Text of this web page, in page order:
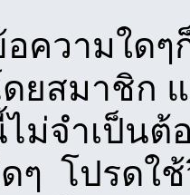
ความใดๆ
ยสมาชิก
ม่จำเป็นต้
ๆ โปรดใ